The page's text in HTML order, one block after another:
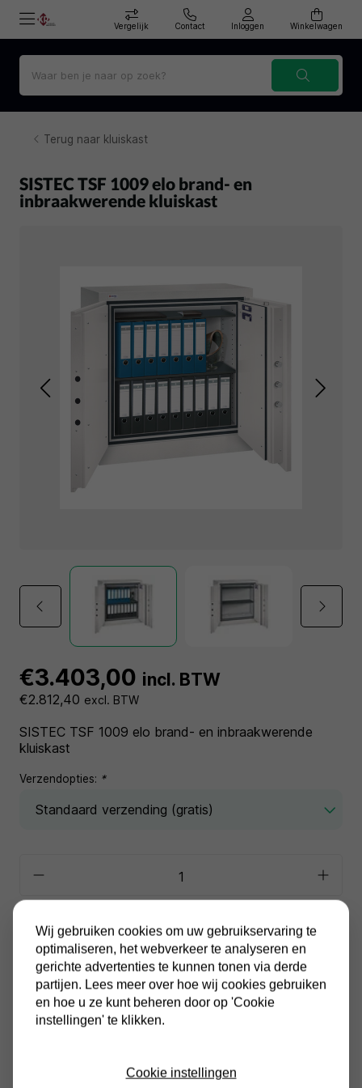
Vergelijk Contact Inloggen Winkelwagen
Terug naar kluiskast
SISTEC TSF 1009 elo brand- en
inbraakwerende kluiskast
€3.403,00 incl. BTW
€2.812,40 excl. BTW
SISTEC TSF 1009 elo brand- en inbraakwerende
kluiskast
Verzendopties: *
In winkelwagen
Alle prijzen zijn inclusief BTW
Altijd gratis verzending
Wij gebruiken cookies om uw gebruikservaring te
optimaliseren, het webverkeer te analyseren en
gerichte advertenties te kunnen tonen via derde
partijen. Lees meer over hoe wij cookies gebruiken
en hoe u ze kunt beheren door op 'Cookie
instellingen' te klikken.
Cookie instellingen